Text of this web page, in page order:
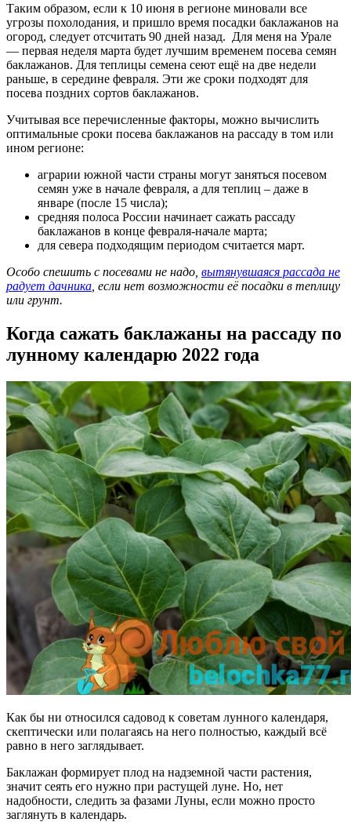
Таким образом, если к 10 июня в регионе миновали все
угрозы похолодания, и пришло время посадки баклажанов на
огород, следует отсчитать 90 дней назад. Для меня на Урале
— первая неделя марта будет лучшим временем посева семян
баклажанов. Для теплицы семена сеют ещё на две недели
раньше, в середине февраля. Эти же сроки подходят для
посева поздних сортов баклажанов.
Учитывая все перечисленные факторы, можно вычислить
оптимальные сроки посева баклажанов на рассаду в том или
ином регионе:
аграрии южной части страны могут заняться посевом
семян уже в начале февраля, а для теплиц – даже в
январе (после 15 числа);
средняя полоса России начинает сажать рассаду
баклажанов в конце февраля-начале марта;
для севера подходящим периодом считается март.
Особо спешить с посевами не надо, вытянувшаяся рассада не
радует дачника , если нет возможности её посадки в теплицу
или грунт.
Когда сажать баклажаны на рассаду по
лунному календарю 2022 года
Как бы ни относился садовод к советам лунного календаря,
скептически или полагаясь на него полностью, каждый всё
равно в него заглядывает.
Баклажан формирует плод на надземной части растения,
значит сеять его нужно при растущей луне. Но, нет
надобности, следить за фазами Луны, если можно просто
заглянуть в календарь.